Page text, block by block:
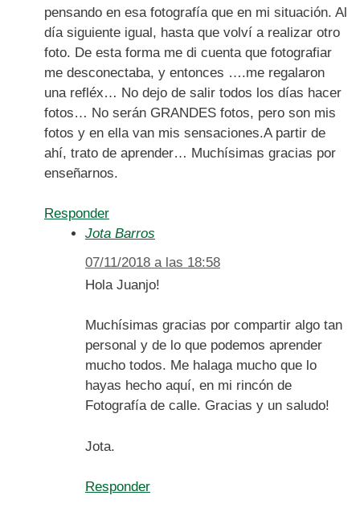
pensando en esa fotografía que en mi situación. Al
día siguiente igual, hasta que volví a realizar otro
foto. De esta forma me di cuenta que fotografiar
me desconectaba, y entonces ….me regalaron
una refléx… No dejo de salir todos los días hacer
fotos… No serán GRANDES fotos, pero son mis
fotos y en ella van mis sensaciones.A partir de
ahí, trato de aprender… Muchísimas gracias por
enseñarnos.
Responder
Jota Barros
07/11/2018 a las 18:58
Hola Juanjo!
Muchísimas gracias por compartir algo tan
personal y de lo que podemos aprender
mucho todos. Me halaga mucho que lo
hayas hecho aquí, en mi rincón de
Fotografía de calle. Gracias y un saludo!
Jota.
Responder